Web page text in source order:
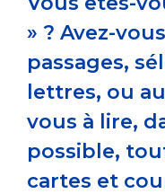
» ? Avez-
passages,
lettres, ou
vous à lire,
possible,
cartes et